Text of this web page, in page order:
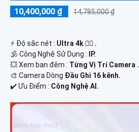
10,400,000 ₫ 14,785,000 ₫
️⚡ Độ sắc nét : Ultra 4k 👍🏾 .
🕉️ Công Nghệ Sử Dụng :
IP.
💥 Xem ban đêm : Từng Vị Trí Camera .
🎨 Camera Dòng Đầu Ghi 16 kênh.
️✔️ Ưu Điểm : Công Nghệ AI.